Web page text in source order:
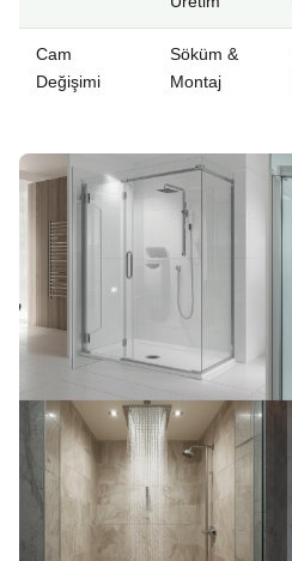
Cam
Değişimi
Söküm &
Montaj